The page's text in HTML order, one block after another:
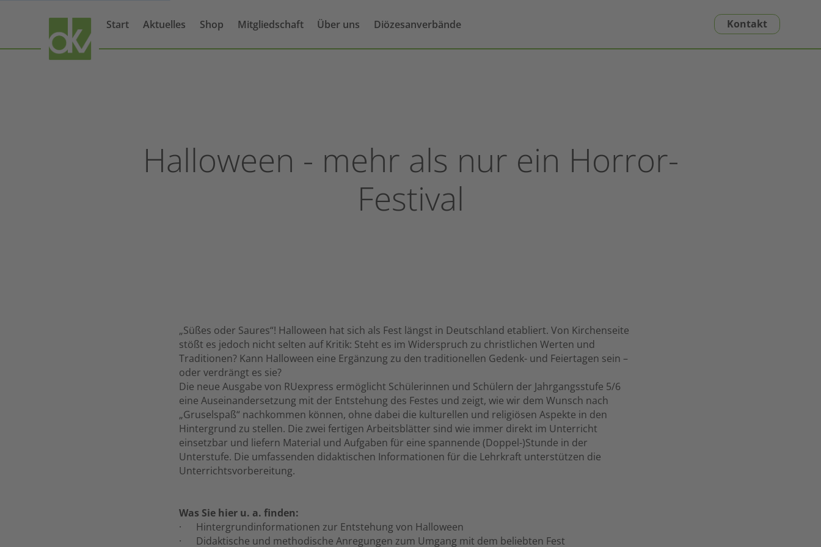
Start Aktuelles Shop Mitgliedschaft Über uns Diözesanverbände Kontakt
Halloween - mehr als nur ein Horror-
Festival
„Süßes oder Saures“! Halloween hat sich als Fest längst in Deutschland etabliert. Von Kirchenseite
stößt es jedoch nicht selten auf Kritik: Steht es im Widerspruch zu christlichen Werten und
Traditionen? Kann Halloween eine Ergänzung zu den traditionellen Gedenk- und Feiertagen sein –
oder verdrängt es sie?
Die neue Ausgabe von RUexpress ermöglicht Schülerinnen und Schülern der Jahrgangsstufe 5/6
eine Auseinandersetzung mit der Entstehung des Festes und zeigt, wie wir dem Wunsch nach
„Gruselspaß“ nachkommen können, ohne dabei die kulturellen und religiösen Aspekte in den
Hintergrund zu stellen. Die zwei fertigen Arbeitsblätter sind wie immer direkt im Unterricht
einsetzbar und liefern Material und Aufgaben für eine spannende (Doppel-)Stunde in der
Unterstufe. Die umfassenden didaktischen Informationen für die Lehrkraft unterstützen die
Unterrichtsvorbereitung.
Was Sie hier u. a. finden:
· Hintergrundinformationen zur Entstehung von Halloween
· Didaktische und methodische Anregungen zum Umgang mit dem beliebten Fest